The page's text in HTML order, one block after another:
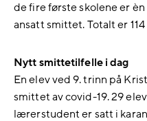
de fire første skolene er
ansatt smittet. Totalt er
Nytt smittetilfelle i dag
En elev ved 9. trinn på
smittet av covid-19. 29
lærerstudent er satt i